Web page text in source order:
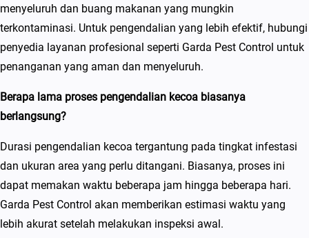
menyeluruh dan buang makanan yang mungkin
terkontaminasi. Untuk pengendalian yang lebih efektif, hubungi
penyedia layanan profesional seperti Garda Pest Control untuk
penanganan yang aman dan menyeluruh.
Berapa lama proses pengendalian kecoa biasanya
berlangsung?
Durasi pengendalian kecoa tergantung pada tingkat infestasi
dan ukuran area yang perlu ditangani. Biasanya, proses ini
dapat memakan waktu beberapa jam hingga beberapa hari.
Garda Pest Control akan memberikan estimasi waktu yang
lebih akurat setelah melakukan inspeksi awal.